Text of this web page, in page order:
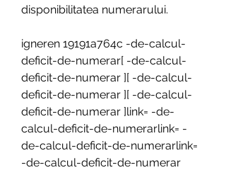
disponibilitatea numerarului.
igneren 19191a764c -de-calcul-
deficit-de-numerar[ -de-calcul-
deficit-de-numerar ][ -de-calcul-
deficit-de-numerar ][ -de-calcul-
deficit-de-numerar ]link= -de-
calcul-deficit-de-numerarlink= -
de-calcul-deficit-de-numerarlink=
-de-calcul-deficit-de-numerar